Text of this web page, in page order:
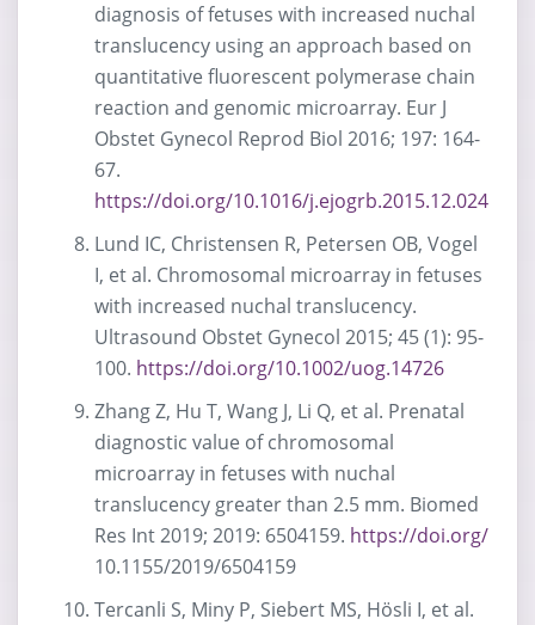
diagnosis of fetuses with increased nuchal
translucency using an approach based on
quantitative fluorescent polymerase chain
reaction and genomic microarray. Eur J
Obstet Gynecol Reprod Biol 2016; 197: 164-
67.
https://doi.org/10.1016/j.ejogrb.2015.12.024
Lund IC, Christensen R, Petersen OB, Vogel
I, et al. Chromosomal microarray in fetuses
with increased nuchal translucency.
Ultrasound Obstet Gynecol 2015; 45 (1): 95-
100. https://doi.org/10.1002/uog.14726
Zhang Z, Hu T, Wang J, Li Q, et al. Prenatal
diagnostic value of chromosomal
microarray in fetuses with nuchal
translucency greater than 2.5 mm. Biomed
Res Int 2019; 2019: 6504159. https://doi.org/
10.1155/2019/6504159
Tercanli S, Miny P, Siebert MS, Hösli I, et al.